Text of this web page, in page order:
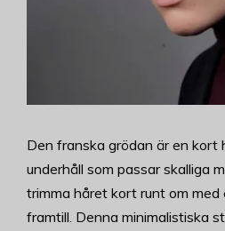
Den franska grödan är en kort
underhåll som passar skalliga
trimma håret kort runt om med
framtill. Denna minimalistiska